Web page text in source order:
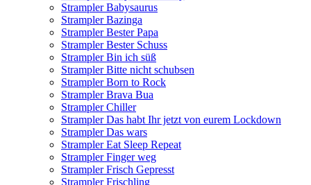
Strampler Babysaurus
Strampler Bazinga
Strampler Bester Papa
Strampler Bester Schuss
Strampler Bin ich süß
Strampler Bitte nicht schubsen
Strampler Born to Rock
Strampler Brava Bua
Strampler Chiller
Strampler Das habt Ihr jetzt von eurem Lockdown
Strampler Das wars
Strampler Eat Sleep Repeat
Strampler Finger weg
Strampler Frisch Gepresst
Strampler Frischling